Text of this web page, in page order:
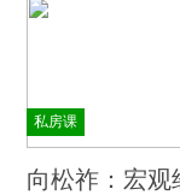
私房课
向松祚：宏观